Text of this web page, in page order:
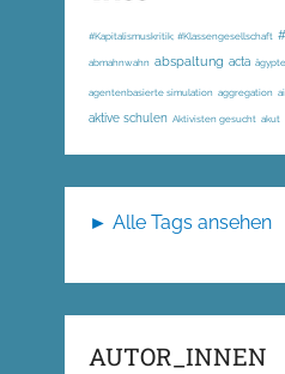
#Kapitalismuskritik; #Klassengesellschaft
abmahnwahn abspaltung acta
agentenbasierte simulation aggregation
aktive schulen Aktivisten gesucht akut
► Alle Tags ansehen
AUTOR_INNEN